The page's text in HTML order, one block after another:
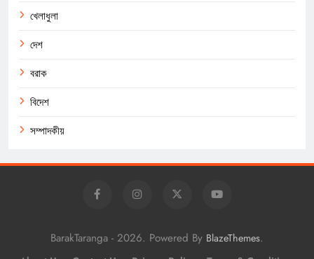
খেলাধুলা
দেশ
বরাক
বিদেশ
সম্পাদকীয়
BarakTaranga - 2026. Powered By BlazeThemes.